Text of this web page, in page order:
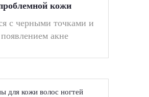
кожи
с черными точками и
появлением акне
для кожи волос ногтей